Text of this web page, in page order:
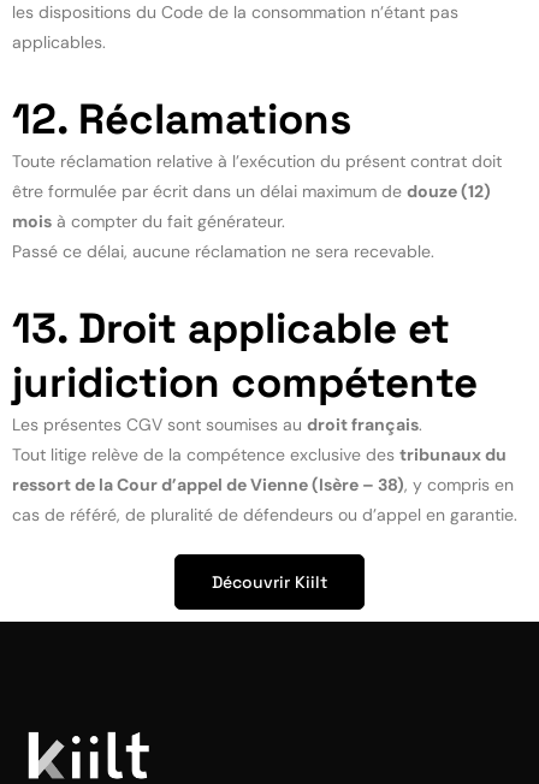
les dispositions du Code de la consommation n’étant pas
applicables.
12. Réclamations
Toute réclamation relative à l’exécution du présent contrat doit
être formulée par écrit dans un délai maximum de douze (12)
mois à compter du fait générateur.
Passé ce délai, aucune réclamation ne sera recevable.
13. Droit applicable et
juridiction compétente
Les présentes CGV sont soumises au droit français.
Tout litige relève de la compétence exclusive des tribunaux du
ressort de la Cour d’appel de Vienne (Isère – 38), y compris en
cas de référé, de pluralité de défendeurs ou d’appel en garantie.
Découvrir Kiilt